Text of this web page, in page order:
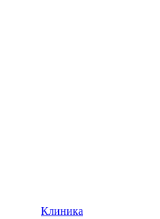
Клиника